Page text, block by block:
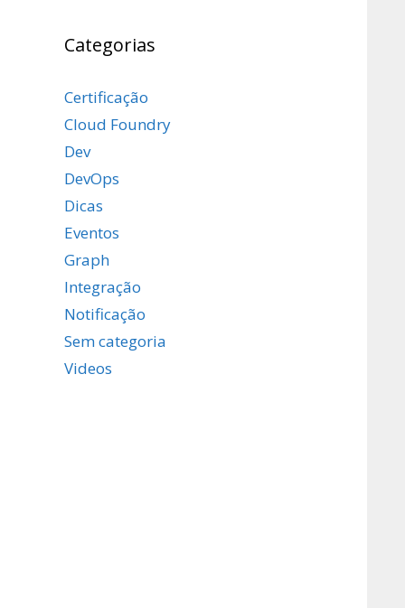
Categorias
Certificação
Cloud Foundry
Dev
DevOps
Dicas
Eventos
Graph
Integração
Notificação
Sem categoria
Videos